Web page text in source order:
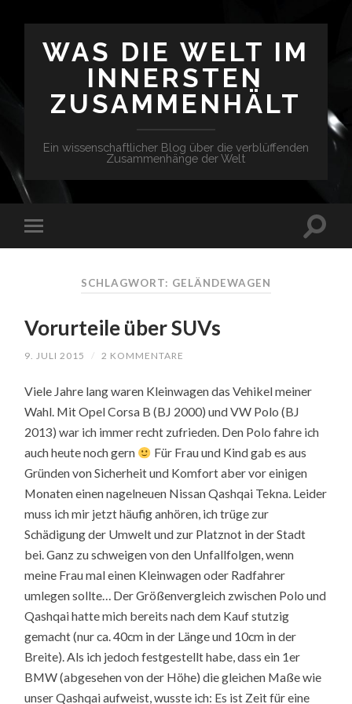
WAS DIE WELT IM
INNERSTEN
ZUSAMMENHÄLT
Ein wissenschaftlicher Blog über die verblüffenden
Zusammenhänge der Welt
SCHLAGWORT: GELÄNDEWAGEN
Vorurteile über SUVs
9. JULI 2015 / 2 KOMMENTARE
Viele Jahre lang waren Kleinwagen das Vehikel meiner
Wahl. Mit Opel Corsa B (BJ 2000) und VW Polo (BJ
2013) war ich immer recht zufrieden. Den Polo fahre ich
auch heute noch gern
Für Frau und Kind gab es aus
Gründen von Sicherheit und Komfort aber vor einigen
Monaten einen nagelneuen Nissan Qashqai Tekna. Leider
muss ich mir jetzt häufig anhören, ich trüge zur
Schädigung der Umwelt und zur Platznot in der Stadt
bei. Ganz zu schweigen von den Unfallfolgen, wenn
meine Frau mal einen Kleinwagen oder Radfahrer
umlegen sollte… Der Größenvergleich zwischen Polo und
Qashqai hatte mich bereits nach dem Kauf stutzig
gemacht (nur ca. 40cm in der Länge und 10cm in der
Breite). Als ich jedoch festgestellt habe, dass ein 1er
BMW (abgesehen von der Höhe) die gleichen Maße wie
unser Qashqai aufweist, wusste ich: Es ist Zeit für eine